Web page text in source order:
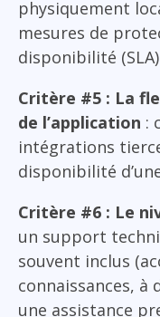
physiquement
mesures de
disponibilité
Critère #5 : La
de l’application :
intégrations
disponibilité
Critère #6 : Le
un support
souvent inclus
connaissances, à
une assistance